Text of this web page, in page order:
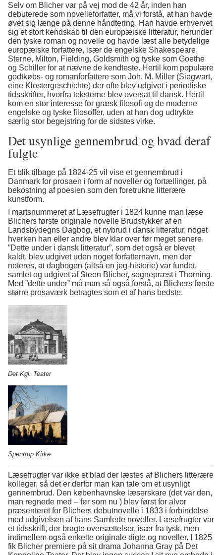
Selv om Blicher var på vej mod de 42 år, inden han
debuterede som novelleforfatter, må vi forstå, at han havde
øvet sig længe på denne håndtering. Han havde erhvervet
sig et stort kendskab til den europæiske litteratur, herunder
den tyske roman og novelle og havde læst alle betydelige
europæiske forfattere, især de engelske Shakespeare,
Sterne, Milton, Fielding, Goldsmith og tyske som Goethe
og Schiller for at nævne de kendteste. Hertil kom populære
godtkøbs- og romanforfattere som Joh. M. Miller (Siegwart,
eine Klostergeschichte) der ofte blev udgivet i periodiske
tidsskrifter, hvorfra teksterne blev oversat til dansk. Hertil
kom en stor interesse for græsk filosofi og de moderne
engelske og tyske filosoffer, uden at han dog udtrykte
særlig stor begejstring for de sidstes virke.
Det usynlige gennembrud og hvad deraf
fulgte
Et blik tilbage på 1824-25 vil vise et gennembrud i
Danmark for prosaen i form af noveller og fortællinger, på
bekostning af poesien som den foretrukne litterære
kunstform.
I martsnummeret af Læsefrugter i 1824 kunne man læse
Blichers første originale novelle Brudstykker af en
Landsbydegns Dagbog, et nybrud i dansk litteratur, noget
hverken han eller andre blev klar over før meget senere.
”Dette under i dansk litteratur”, som det også er blevet
kaldt, blev udgivet uden noget forfatternavn, men der
noteres, at dagbogen (altså en jeg-historie) var fundet,
samlet og udgivet af Steen Blicher, sognepræst i Thorning.
Med ”dette under” må man så også forstå, at Blichers første
større prosaværk betragtes som et af hans bedste.
Det Kgl. Teater
Spentrup Kirke
Læsefrugter var ikke et blad der læstes af Blichers litterære
kolleger, så det er derfor man kan tale om et usynligt
gennembrud. Den københavnske læserskare (det var den,
man regnede med – før som nu ) blev først for alvor
præsenteret for Blichers debutnovelle i 1833 i forbindelse
med udgivelsen af hans Samlede noveller. Læsefrugter var
et tidsskrift, der bragte oversættelser, især fra tysk, men
indimellem også enkelte originale digte og noveller. I 1825
fik Blicher premiere på sit drama Johanna Gray på Det